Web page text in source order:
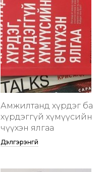
Амжилтанд хүрдэг ба
хүрдэггүй хүмүүсийн
өчүүхэн ялгаа
Дэлгэрэнгүй